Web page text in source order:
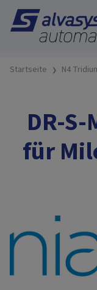
Startseite N4
DR-
für